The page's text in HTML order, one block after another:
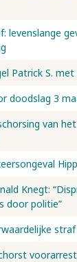
levenslange
Patrick S.
doodslag 3
van
Knegt:
door politie”